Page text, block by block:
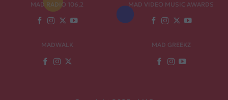
MAD RADIO 106,2 MAD VIDEO MUSIC AWARDS
MADWALK MAD GREEKZ